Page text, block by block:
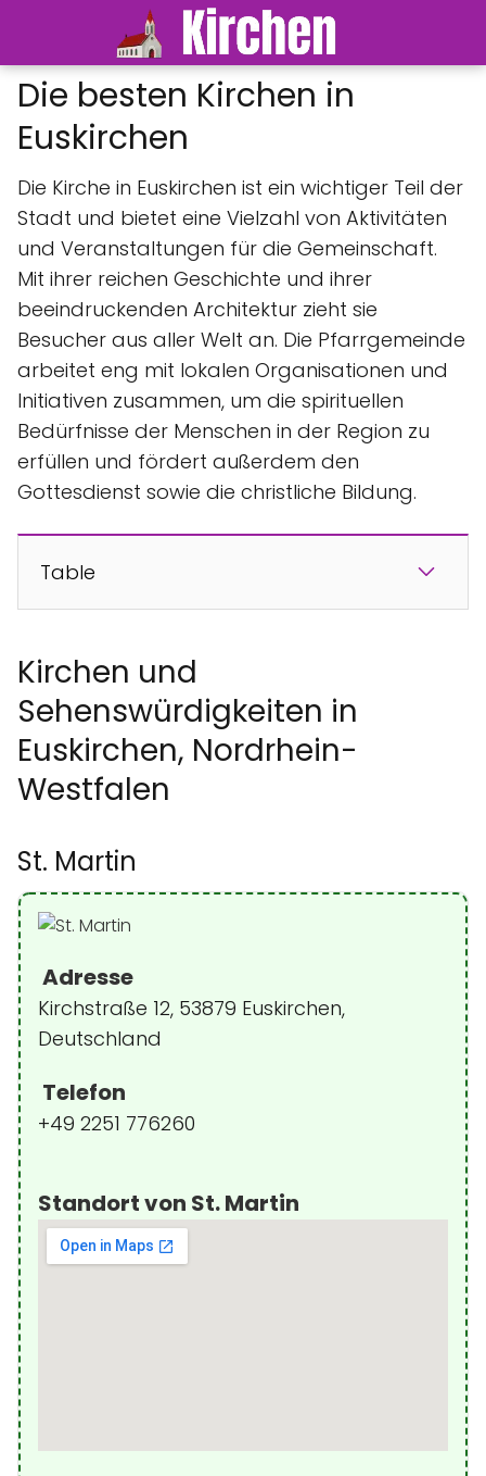
Die besten Kirchen in
Euskirchen
Die Kirche in Euskirchen ist ein wichtiger Teil der
Stadt und bietet eine Vielzahl von Aktivitäten
und Veranstaltungen für die Gemeinschaft.
Mit ihrer reichen Geschichte und ihrer
beeindruckenden Architektur zieht sie
Besucher aus aller Welt an. Die Pfarrgemeinde
arbeitet eng mit lokalen Organisationen und
Initiativen zusammen, um die spirituellen
Bedürfnisse der Menschen in der Region zu
erfüllen und fördert außerdem den
Gottesdienst sowie die christliche Bildung.
Table
Kirchen und
Sehenswürdigkeiten in
Euskirchen, Nordrhein-
Westfalen
St. Martin
Adresse
Kirchstraße 12, 53879 Euskirchen,
Deutschland
Telefon
+49 2251 776260
Standort von St. Martin